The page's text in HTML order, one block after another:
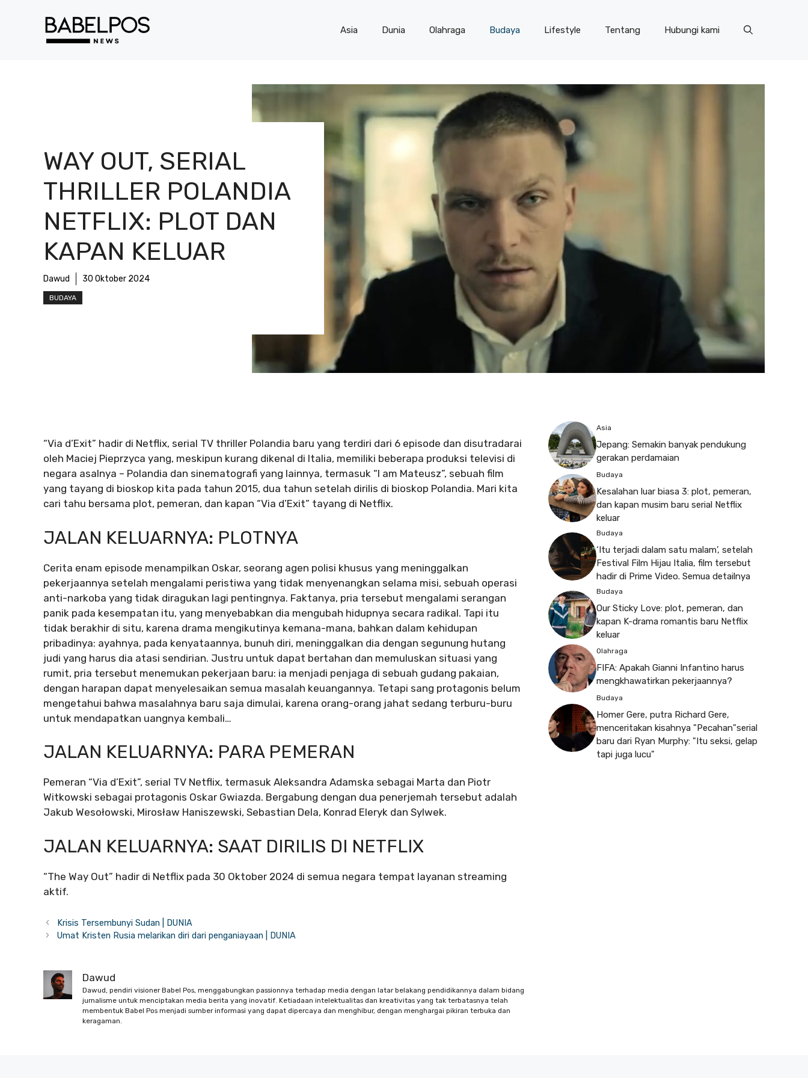
Asia Dunia Olahraga Budaya Lifestyle Tentang Hubungi kami
WAY OUT, SERIAL
THRILLER POLANDIA
NETFLIX: PLOT DAN
KAPAN KELUAR
Dawud 30 Oktober 2024
BUDAYA
“Via d’Exit” hadir di Netflix, serial TV thriller Polandia baru yang terdiri dari 6 episode dan disutradarai
oleh Maciej Pieprzyca yang, meskipun kurang dikenal di Italia, memiliki beberapa produksi televisi di
negara asalnya – Polandia dan sinematografi yang lainnya, termasuk “I am Mateusz”, sebuah film
yang tayang di bioskop kita pada tahun 2015, dua tahun setelah dirilis di bioskop Polandia. Mari kita
cari tahu bersama plot, pemeran, dan kapan “Via d’Exit” tayang di Netflix.
JALAN KELUARNYA: PLOTNYA
Cerita enam episode menampilkan Oskar, seorang agen polisi khusus yang meninggalkan
pekerjaannya setelah mengalami peristiwa yang tidak menyenangkan selama misi, sebuah operasi
anti-narkoba yang tidak diragukan lagi pentingnya. Faktanya, pria tersebut mengalami serangan
panik pada kesempatan itu, yang menyebabkan dia mengubah hidupnya secara radikal. Tapi itu
tidak berakhir di situ, karena drama mengikutinya kemana-mana, bahkan dalam kehidupan
pribadinya: ayahnya, pada kenyataannya, bunuh diri, meninggalkan dia dengan segunung hutang
judi yang harus dia atasi sendirian. Justru untuk dapat bertahan dan memuluskan situasi yang
rumit, pria tersebut menemukan pekerjaan baru: ia menjadi penjaga di sebuah gudang pakaian,
dengan harapan dapat menyelesaikan semua masalah keuangannya. Tetapi sang protagonis belum
mengetahui bahwa masalahnya baru saja dimulai, karena orang-orang jahat sedang terburu-buru
untuk mendapatkan uangnya kembali…
JALAN KELUARNYA: PARA PEMERAN
Pemeran “Via d’Exit”, serial TV Netflix, termasuk Aleksandra Adamska sebagai Marta dan Piotr
Witkowski sebagai protagonis Oskar Gwiazda. Bergabung dengan dua penerjemah tersebut adalah
Jakub Wesołowski, Mirosław Haniszewski, Sebastian Dela, Konrad Eleryk dan Sylwek.
JALAN KELUARNYA: SAAT DIRILIS DI NETFLIX
“The Way Out” hadir di Netflix pada 30 Oktober 2024 di semua negara tempat layanan streaming
aktif.
Krisis Tersembunyi Sudan | DUNIA
Umat ​​​​Kristen Rusia melarikan diri dari penganiayaan | DUNIA
Dawud
Dawud, pendiri visioner Babel Pos, menggabungkan passionnya terhadap media dengan latar belakang pendidikannya dalam bidang
jurnalisme untuk menciptakan media berita yang inovatif. Ketiadaan intelektualitas dan kreativitas yang tak terbatasnya telah
membentuk Babel Pos menjadi sumber informasi yang dapat dipercaya dan menghibur, dengan menghargai pikiran terbuka dan
keragaman.
Asia
Jepang: Semakin banyak pendukung
gerakan perdamaian
Budaya
Kesalahan luar biasa 3: plot, pemeran,
dan kapan musim baru serial Netflix
keluar
Budaya
‘Itu terjadi dalam satu malam’, setelah
Festival Film Hijau Italia, film tersebut
hadir di Prime Video. Semua detailnya
Budaya
Our Sticky Love: plot, pemeran, dan
kapan K-drama romantis baru Netflix
keluar
Olahraga
FIFA: Apakah Gianni Infantino harus
mengkhawatirkan pekerjaannya?
Budaya
Homer Gere, putra Richard Gere,
menceritakan kisahnya "Pecahan"serial
baru dari Ryan Murphy: "Itu seksi, gelap
tapi juga lucu"